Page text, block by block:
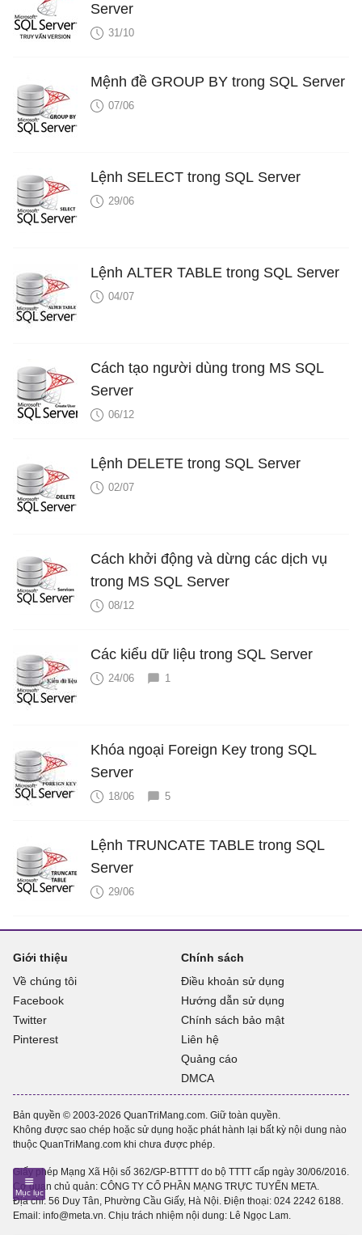
Server
31/10
Mệnh đề GROUP BY trong SQL Server
07/06
Lệnh SELECT trong SQL Server
29/06
Lệnh ALTER TABLE trong SQL Server
04/07
Cách tạo người dùng trong MS SQL
Server
06/12
Lệnh DELETE trong SQL Server
02/07
Cách khởi động và dừng các dịch vụ
trong MS SQL Server
08/12
Các kiểu dữ liệu trong SQL Server
24/06 1
Khóa ngoại Foreign Key trong SQL
Server
18/06 5
Lệnh TRUNCATE TABLE trong SQL
Server
29/06
Giới thiệu
Về chúng tôi
Facebook
Twitter
Pinterest
Chính sách
Điều khoản sử dụng
Hướng dẫn sử dụng
Chính sách bảo mật
Liên hệ
Quảng cáo
DMCA
Bản quyền © 2003-2026 QuanTriMang.com. Giữ toàn quyền.
Không được sao chép hoặc sử dụng hoặc phát hành lại bất kỳ nội dung nào
thuộc QuanTriMang.com khi chưa được phép.
Giấy phép Mạng Xã Hội số 362/GP-BTTTT do bộ TTTT cấp ngày 30/06/2016.
Cơ quan chủ quản: CÔNG TY CỔ PHẦN MẠNG TRỰC TUYẾN META.
Địa chỉ: 56 Duy Tân, Phường Cầu Giấy, Hà Nội. Điện thoại: 024 2242 6188.
Email: info@meta.vn. Chịu trách nhiệm nội dung: Lê Ngọc Lam.